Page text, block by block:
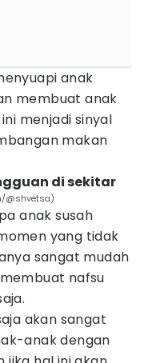
anak
membuat anak
menjadi sinyal
makan
di sekitar
@shvetsa)
anak susah
yang tidak
sangat mudah
nafsu
akan sangat
anak dengan